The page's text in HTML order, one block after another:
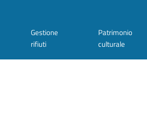
Gestione
rifiuti
Patrimonio
culturale